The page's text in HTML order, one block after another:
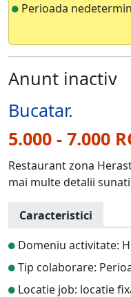
Perioada
Anunt inactiv
Bucatar.
5.000 - 7.000
Restaurant zona
mai multe detalii
Caracteristici
Domeniu activitate:
Tip colaborare:
Locatie job: locatie